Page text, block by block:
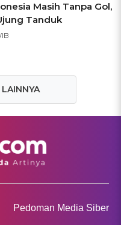
Masih Tanpa Gol,
Tanduk
Pedoman Media Siber